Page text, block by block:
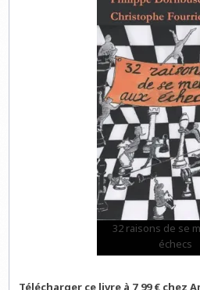
32 raisons de se
échecs
Télécharger ce livre à 7,99 € chez